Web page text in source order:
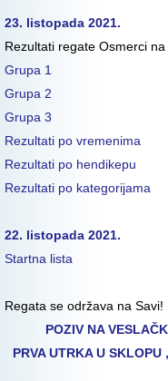
23. listopada 2021.
Rezultati regate Osmerci na
Grupa 1
Grupa 2
Grupa 3
Rezultati po vremenima
Rezultati po hendikepu
Rezultati po kategorijama
22. listopada 2021.
Startna lista
Regata se održava na Savi!
POZIV NA
PRVA UTRKA U